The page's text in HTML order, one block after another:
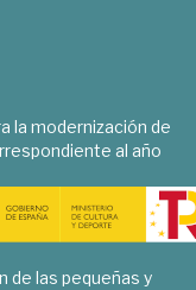
la modernización de
al año
de las pequeñas y